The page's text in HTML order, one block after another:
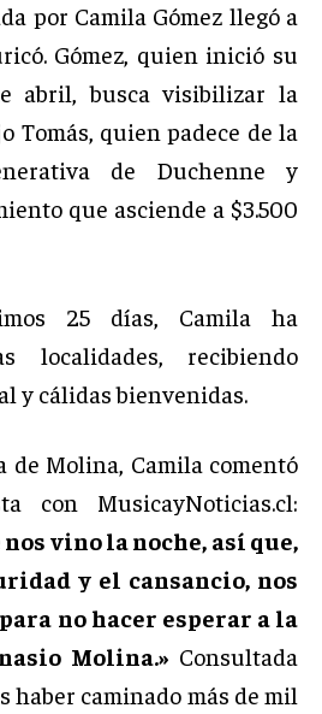
por Camila Gómez llegó a
Gómez, quien inició su
abril, busca visibilizar la
Tomás, quien padece de la
de Duchenne y
que asciende a $3.500
25 días, Camila ha
localidades, recibiendo
y cálidas bienvenidas.
de Molina, Camila comentó
con MusicayNoticias.cl:
vino la noche, así que,
y el cansancio, nos
no hacer esperar a la
Molina.» Consultada
haber caminado más de mil